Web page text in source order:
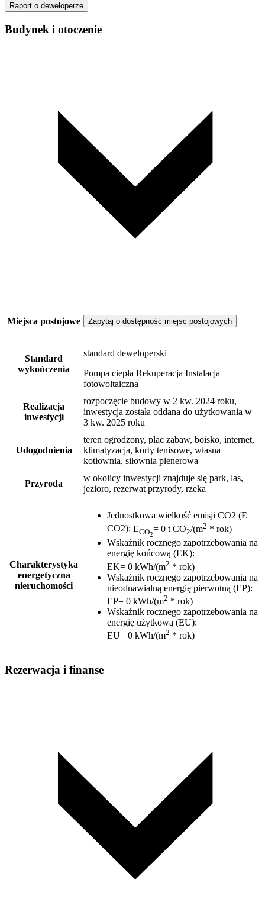
Raport o deweloperze
Budynek i otoczenie
Miejsca postojowe Zapytaj o dostępność miejsc postojowych
Standard
wykończenia
standard deweloperski
Pompa ciepła Rekuperacja Instalacja
fotowoltaiczna
Realizacja
inwestycji
rozpoczęcie budowy w 2 kw. 2024 roku,
inwestycja została oddana do użytkowania w
3 kw. 2025 roku
Udogodnienia
teren ogrodzony, plac zabaw, boisko, internet,
klimatyzacja, korty tenisowe, własna
kotłownia, siłownia plenerowa
Przyroda
w okolicy inwestycji znajduje się park, las,
jezioro, rezerwat przyrody, rzeka
Charakterystyka
energetyczna
nieruchomości
Jednostkowa wielkość emisji CO2 (E
CO2): ECO2
= 0 t CO2/(m2 * rok)
Wskaźnik rocznego zapotrzebowania na
energię końcową (EK):
EK= 0 kWh/(m2 * rok)
Wskaźnik rocznego zapotrzebowania na
nieodnawialną energię pierwotną (EP):
EP= 0 kWh/(m2 * rok)
Wskaźnik rocznego zapotrzebowania na
energię użytkową (EU):
EU= 0 kWh/(m2 * rok)
Rezerwacja i finanse